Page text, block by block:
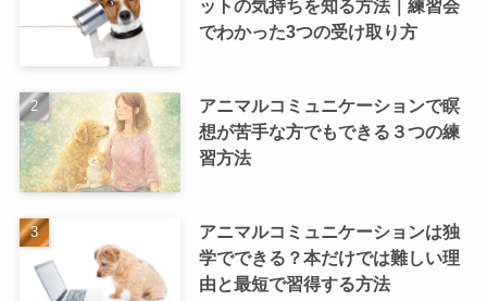
ットの気持ちを知る方法｜練習会
でわかった3つの受け取り方
アニマルコミュニケーションで瞑
想が苦手な方でもできる３つの練
習方法
アニマルコミュニケーションは独
学でできる？本だけでは難しい理
由と最短で習得する方法